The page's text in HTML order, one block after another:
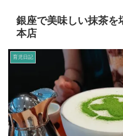
銀座で美味しい抹茶
本店
育児日記